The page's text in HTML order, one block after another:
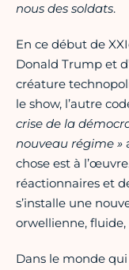
nous des soldats.
En ce début de
Donald Trump et
créature
le show, l’autre
crise de la
nouveau régime »
chose est à
réactionnaires et
s’installe une
orwellienne,
Dans le monde